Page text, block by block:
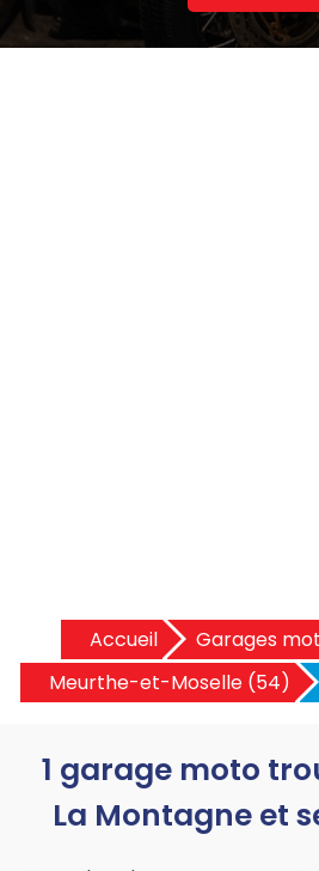
Accueil Garages
Meurthe-et-Moselle (54)
1 garage moto
La Montagne et